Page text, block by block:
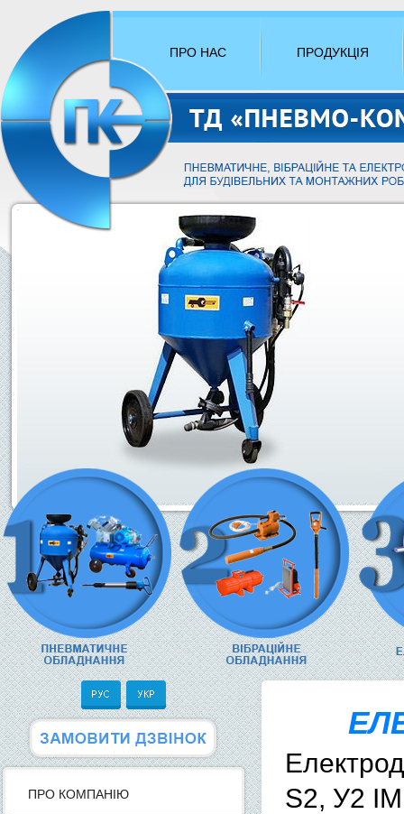
ПРО НАС ПРОДУКЦІЯ
ПРО КОМПАНІЮ
S2, У2